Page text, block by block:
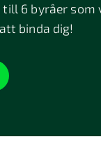
6 byråer som
binda dig!